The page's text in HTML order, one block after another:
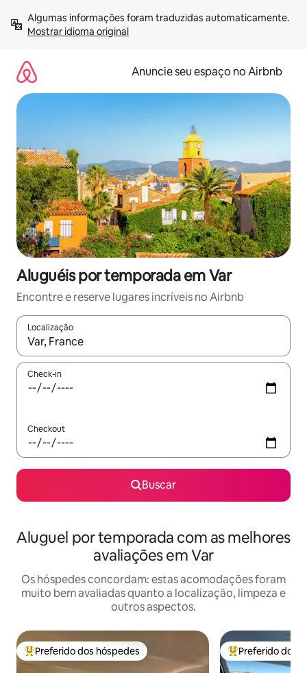
para
Mostrar idioma original
Anuncie seu espaço no Airbnb
Aluguéis por temporada em Var
Encontre e reserve lugares incríveis no Airbnb
Localização
Quando os resultados estiverem disponíveis, explore-os
Check-in
Checkout
Buscar
Aluguel por temporada com as melhores
avaliações em Var
Os hóspedes concordam: estas acomodações foram
muito bem avaliadas quanto a localização, limpeza e
outros aspectos.
Entre os melhores preferidos dos hóspedes
Preferido dos hóspedes Entre os
Preferido dos